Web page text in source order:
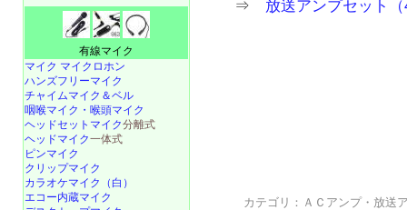
⇒ 放送アンプセット
カテゴリ： ＡＣアンプ・放送
有線マイク
マイク マイクロホン
ハンズフリーマイク
チャイムマイク＆ベル
咽喉マイク・喉頭マイク
ヘッドセットマイク分離式
ヘッドマイク一体式
ピンマイク
クリップマイク
カラオケマイク（白）
エコー内蔵マイク